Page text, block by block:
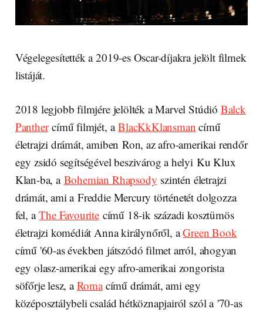
Végelegesítették a 2019-es Oscar-díjakra jelölt filmek
listáját.
2018 legjobb filmjére jelölték a Marvel Stúdió Balck
Panthercímű filmjét, aBlacKkKlansman című
életrajzi drámát, amiben Ron, az afro-amerikai rendőr
egy zsidó segítségével beszivárog a helyi Ku Klux
Klan-ba, a Bohemian Rhapsody szintén életrajzi
drámát, ami a Freddie Mercury történetét dolgozza
fel, aThe Favouritecímű 18-ik századi kosztümös
életrajzi komédiát Anna királynőről, aGreen Book
című '60-as években játszódó filmet arról, ahogyan
egy olasz-amerikai egy afro-amerikai zongorista
söfőrje lesz, aRomacímű drámát, ami egy
középosztálybeli család hétköznapjairól szól a '70-as